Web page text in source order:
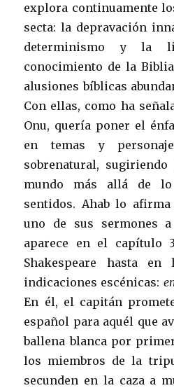
explora continuamente
secta: la depravación
determinismo y la
conocimiento de la
alusiones bíblicas
Con ellas, como ha
Onu, quería poner el
en temas y
sobrenatural,
mundo más allá de
sentidos. Ahab lo
uno de sus sermones
aparece en el capítulo
Shakespeare hasta
indicaciones escénicas:
En él, el capitán
español para aquél que
ballena blanca por
los miembros de la
secunden en la caza a